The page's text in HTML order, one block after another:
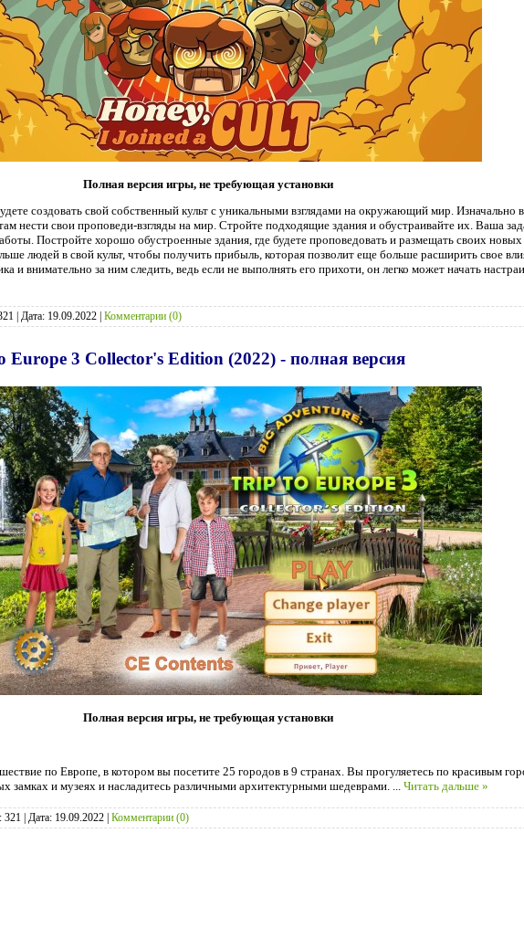
Полная версия игры, не требующая установки
создовать свой собственный культ с уникальными взглядами на окружающий мир. Изначально
нести свои проповеди-взгляды на мир. Стройте подходящие здания и обустраивайте их. Ваша
Постройте хорошо обустроенные здания, где будете проповедовать и размещать своих
людей в свой культ, чтобы получить прибыль, которая позволит еще больше расширить свое
и внимательно за ним следить, ведь если не выполнять его прихоти, он легко может начать
| Дата: 19.09.2022 | Комментарии (0)
3 Collector's Edition (2022) - полная версия
Полная версия игры, не требующая установки
по Европе, в котором вы посетите 25 городов в 9 странах. Вы прогуляетесь по красивым
замках и музеях и насладитесь различными архитектурными шедеврами.
Читать дальше »
321 Дата: 19.09.2022 Комментарии (0)